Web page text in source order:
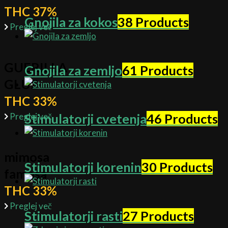
Gnojila za kokos38 Products
Gnojila za zemljo61 Products
Stimulatorji cvetenja46 Products
Stimulatorji korenin30 Products
Stimulatorji rasti27 Products
THC 37%
Preglej več
GUERILLA
GLUE
THC 33%
Preglej več
famosa
THC 33%
Preglej več